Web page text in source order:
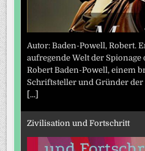
Autor: Baden-Powell, Robert.
aufregende Welt der
Robert Baden-Powell, einem
Schriftsteller und Gründer
[...]
Zivilisation und Fortschritt